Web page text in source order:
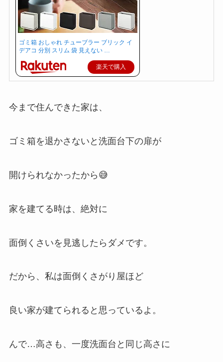
ゴミ箱 おしゃれ チューブラー ブリック イ
デアコ 分別 スリム 袋 見えない …
楽天で購入
今まで住んできた家は、
ゴミ箱を退かさないと洗面台下の扉が
開けられなかったから😅
家を建てる時は、絶対に
面倒くさいを見逃したらダメです。
だから、私は面倒くさがり屋ほど
良い家が建てられると思っているよ。
んで…高さも、一度洗面台と同じ高さに